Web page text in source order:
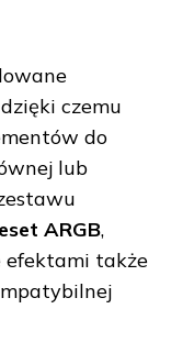
czemu
do
lub
ARGB,
także